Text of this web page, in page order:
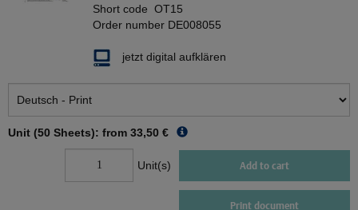
Short code OT15
Order number DE008055
jetzt digital aufklären
Unit (50 Sheets): from 33,50 €
Unit(s) Add to cart
Print document